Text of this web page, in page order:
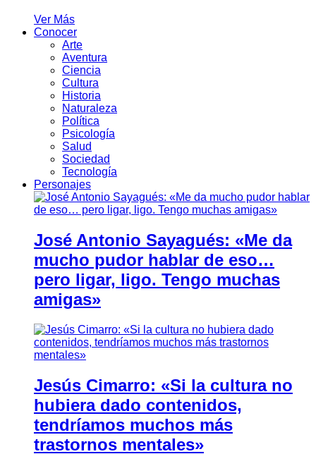
Ver Más
Conocer
Arte
Aventura
Ciencia
Cultura
Historia
Naturaleza
Política
Psicología
Salud
Sociedad
Tecnología
Personajes
José Antonio Sayagués: «Me da
mucho pudor hablar de eso…
pero ligar, ligo. Tengo muchas
amigas»
Jesús Cimarro: «Si la cultura no
hubiera dado contenidos,
tendríamos muchos más
trastornos mentales»